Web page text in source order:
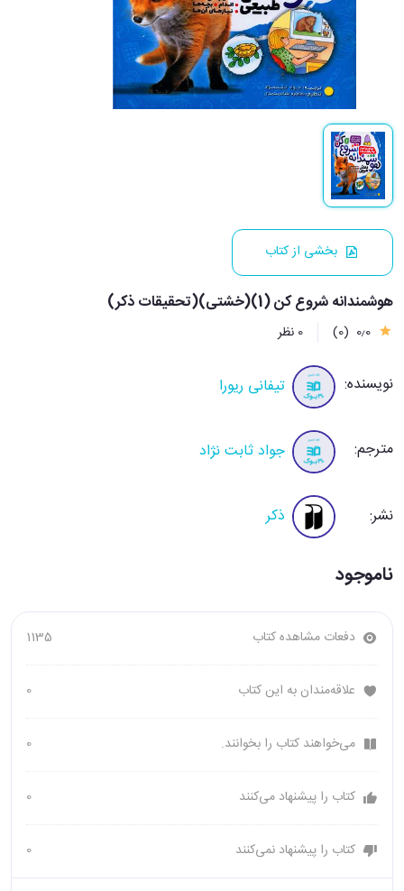
بخشی از کتاب
هوشمندانه شروع کن (1)(خشتی)(تحقیقات ذکر)
0٫0 (0) 0 نظر
نویسنده: تیفانی ریورا
مترجم: جواد ثابت نژاد
نشر: ذکر
ناموجود
دفعات مشاهده کتاب 1135
علاقه‌مندان به این کتاب 0
می‌خواهند کتاب را بخوانند. 0
کتاب را پیشنهاد می‌کنند 0
کتاب را پیشنهاد نمی‌کنند 0